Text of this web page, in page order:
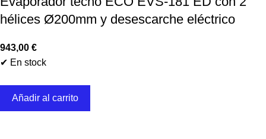
hélices Ø200mm y desescarche eléctrico
943,00 €
✔ En stock
Añadir al carrito